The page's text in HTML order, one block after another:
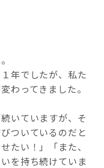
年でしたが、私た
わってきました。
いていますが、そ
ついているのだと
たい！」「また、
を持ち続けていま